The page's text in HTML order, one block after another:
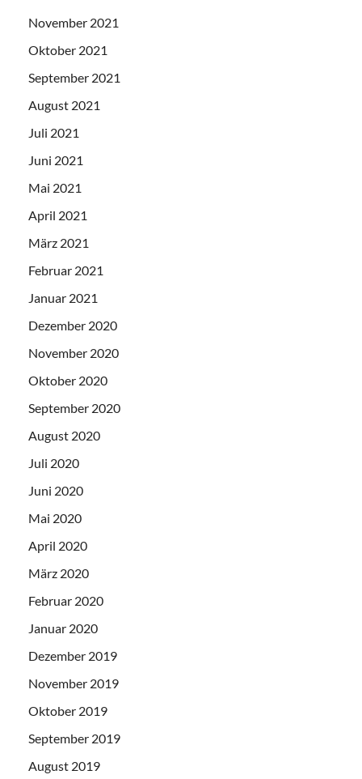
November 2021
Oktober 2021
September 2021
August 2021
Juli 2021
Juni 2021
Mai 2021
April 2021
März 2021
Februar 2021
Januar 2021
Dezember 2020
November 2020
Oktober 2020
September 2020
August 2020
Juli 2020
Juni 2020
Mai 2020
April 2020
März 2020
Februar 2020
Januar 2020
Dezember 2019
November 2019
Oktober 2019
September 2019
August 2019